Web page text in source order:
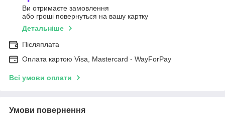
Ви отримаєте замовлення
або гроші повернуться на вашу картку
Детальніше
Післяплата
Оплата картою Visa, Mastercard - WayForPay
Всі умови оплати
Умови повернення